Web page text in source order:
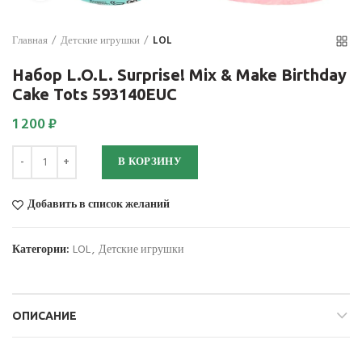
Главная Детские игрушки LOL
Набор L.O.L. Surprise! Mix & Make Birthday
Cake Tots 593140EUC
1 200₽
Количество В КОРЗИНУ
Добавить в список желаний
Категории: LOL, Детские игрушки
ОПИСАНИЕ